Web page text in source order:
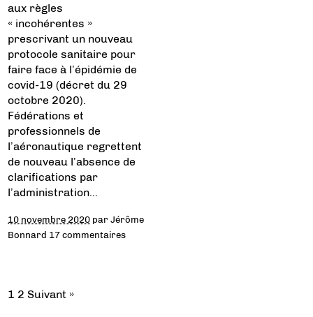
aux règles
« incohérentes »
prescrivant un nouveau
protocole sanitaire pour
faire face à l’épidémie de
covid-19 (décret du 29
octobre 2020).
Fédérations et
professionnels de
l’aéronautique regrettent
de nouveau l’absence de
clarifications par
l’administration…
10 novembre 2020 parJérôme
Bonnard 17 commentaires
1 2 Suivant »